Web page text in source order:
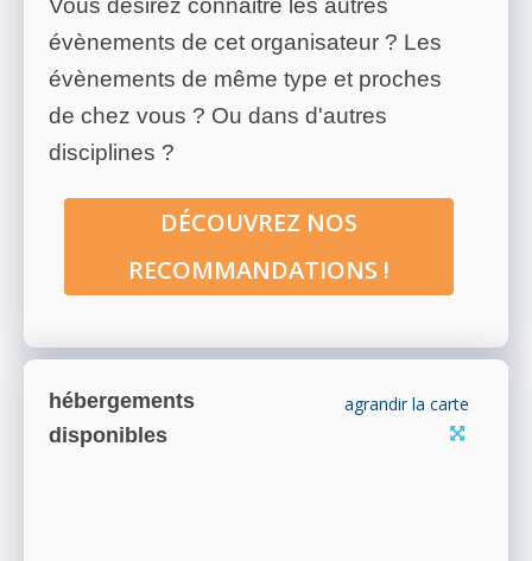
Vous désirez connaitre les autres
évènements de cet organisateur ? Les
évènements de même type et proches
de chez vous ? Ou dans d'autres
disciplines ?
DÉCOUVREZ NOS
RECOMMANDATIONS !
hébergements
disponibles
agrandir la carte